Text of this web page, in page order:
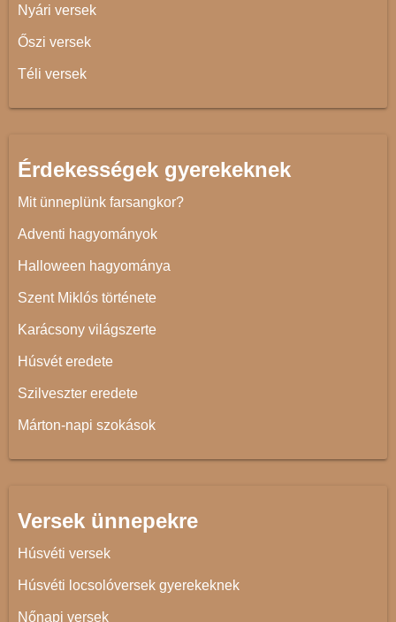
Nyári versek
Őszi versek
Téli versek
Érdekességek gyerekeknek
Mit ünneplünk farsangkor?
Adventi hagyományok
Halloween hagyománya
Szent Miklós története
Karácsony világszerte
Húsvét eredete
Szilveszter eredete
Márton-napi szokások
Versek ünnepekre
Húsvéti versek
Húsvéti locsolóversek gyerekeknek
Nőnapi versek